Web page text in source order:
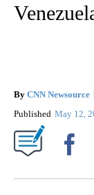
By CNN Newsource
Published May 12,